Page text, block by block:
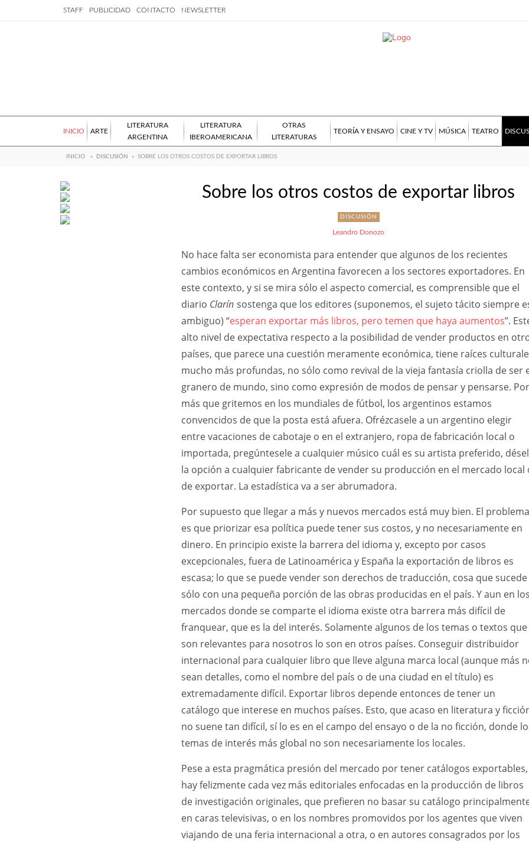
STAFF PUBLICIDAD CONTACTO NEWSLETTER
INICIO ARTE
LITERATURA
ARGENTINA
LITERATURA
IBEROAMERICANA
OTRAS
LITERATURAS
TEORÍA Y ENSAYO CINE Y TV MÚSICA TEATRO
INICIO » DISCUSIÓN » SOBRE LOS OTROS COSTOS DE EXPORTAR LIBROS
Sobre los otros costos de exportar libros
DISCUSIÓN
Leandro Donozo
No hace falta ser economista para entender que algunos de los recientes
cambios económicos en Argentina favorecen a los sectores exportadores. En
este contexto, y si se mira sólo el aspecto comercial, es comprensible que el
diario Clarín sostenga que los editores (suponemos, el sujeto tácito siempre
ambiguo) “esperan exportar más libros, pero temen que haya aumentos”.
alto nivel de expectativa respecto a la posibilidad de vender productos en
países, que parece una cuestión meramente económica, tiene raíces
mucho más profundas, no sólo como revival de la vieja fantasía criolla de ser
granero de mundo, sino como expresión de modos de pensar y pensarse. Por
más que gritemos en los mundiales de fútbol, los argentinos estamos
convencidos de que la posta está afuera. Ofrézcasele a un argentino elegir
entre vacaciones de cabotaje o en el extranjero, ropa de fabricación local o
importada, pregúntesele a cualquier músico cuál es su artista preferido,
la opción a cualquier fabricante de vender su producción en el mercado local
de exportar. La estadística va a ser abrumadora.
Por supuesto que llegar a más y nuevos mercados está muy bien. El problema
es que priorizar esa política puede tener sus costos, y no necesariamente en
dinero. En principio existe la barrera del idioma y, excepto por casos
excepcionales, fuera de Latinoamérica y España la exportación de libros es
escasa; lo que se puede vender son derechos de traducción, cosa que sucede
sólo con una pequeña porción de las obras producidas en el país. Y aun en los
mercados donde se comparte el idioma existe otra barrera más difícil de
franquear, que es la del interés. Solamente algunos de los temas o textos que
son relevantes para nosotros lo son en otros países. Conseguir distribuidor
internacional para cualquier libro que lleve alguna marca local (aunque más
sean detalles, como el nombre del país o de una ciudad en el título) es
extremadamente difícil. Exportar libros depende entonces de tener un
catálogo que interese en muchos países. Esto, que acaso en literatura y
no suene tan difícil, sí lo es en el campo del ensayo o de la no ficción, donde
temas de interés más global no son necesariamente los locales.
Pese a esta pragmática presión del mercado por tener catálogos exportables,
hay felizmente cada vez más editoriales enfocadas en la producción de libros
de investigación originales, que prefieren no basar su catálogo
en caras televisivas, o en los nombres promovidos por los agentes que viven
viajando de una feria internacional a otra, o en autores consagrados por los